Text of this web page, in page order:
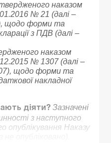
наказом
№ 21 (далі –
щодо форми та
з ПДВ (далі –
наказом
№ 1307 (далі –
щодо форми та
накладної
діяти? Зазначені
з наступного
опублікування Наказу